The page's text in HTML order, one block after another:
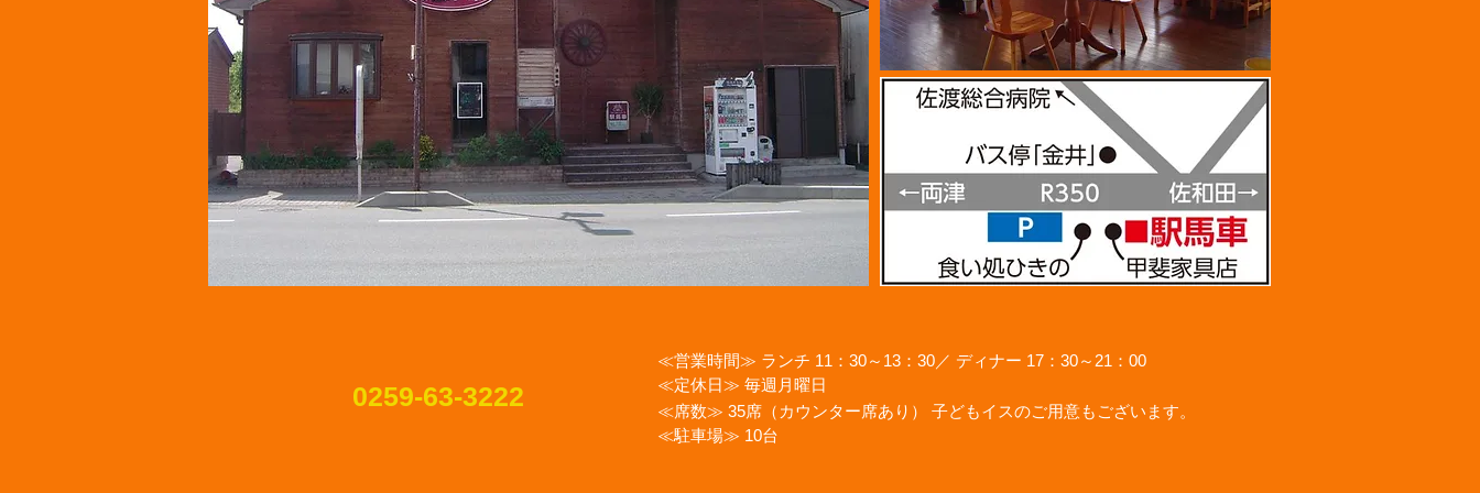
0259-63-3222
≪営業時間≫ ランチ 11：30～13：30／ ディナー 17：30～21：00
≪定休日≫ 毎週月曜日
≪席数≫ 35席（カウンター席あり） 子どもイスのご用意もございます。
≪駐車場≫ 10台